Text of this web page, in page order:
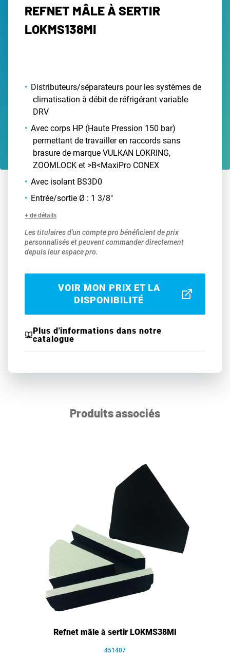
REFNET MÂLE À SERTIR
LOKMS138MI
Distributeurs/séparateurs pour les systèmes de
climatisation à débit de réfrigérant variable
DRV
Avec corps HP (Haute Pression 150 bar)
permettant de travailler en raccords sans
brasure de marque VULKAN LOKRING,
ZOOMLOCK et >B<MaxiPro CONEX
Avec isolant BS3D0
Entrée/sortie Ø : 1 3/8"
+ de détails
Les titulaires d'un compte pro bénéficient de prix
personnalisés et peuvent commander directement
depuis leur espace pro.
VOIR MON PRIX ET LA
DISPONIBILITÉ
Plus d'informations dans notre
catalogue
Produits associés
Refnet mâle à sertir LOKMS38MI
451407